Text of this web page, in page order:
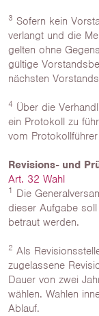
3 Sofern kein
verlangt und die
gelten ohne
gültige
nächsten
4 Über die
ein Protokoll zu
vom
Revisions- und
Art. 32 Wahl
1 Die
dieser Aufgabe
betraut werden.
2 Als
zugelassene
Dauer von zwei
wählen. Wahlen
Ablauf.